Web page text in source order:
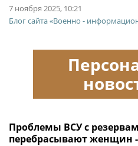
7 ноября 2025, 10:21
Блог сайта «Военно -
Проблемы ВСУ с
перебрасывают женщин